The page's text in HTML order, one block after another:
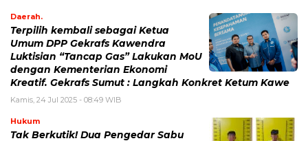
Daerah.
Terpilih kembali sebagai Ketua
Umum DPP Gekrafs Kawendra
Luktisian “Tancap Gas” Lakukan MoU
dengan Kementerian Ekonomi
Kreatif. Gekrafs Sumut : Langkah Konkret Ketum Kawe
Kamis, 24 Jul 2025 - 08:49 WIB
Hukum
Tak Berkutik! Dua Pengedar Sabu